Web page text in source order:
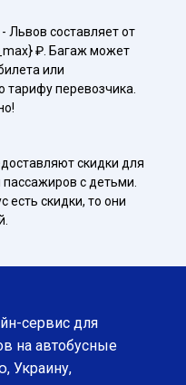
Львов составляет от
₽. Багаж может
или
тарифу перевозчика.
скидки для
с детьми.
есть скидки, то они
сервис для
на автобусные
Украину,